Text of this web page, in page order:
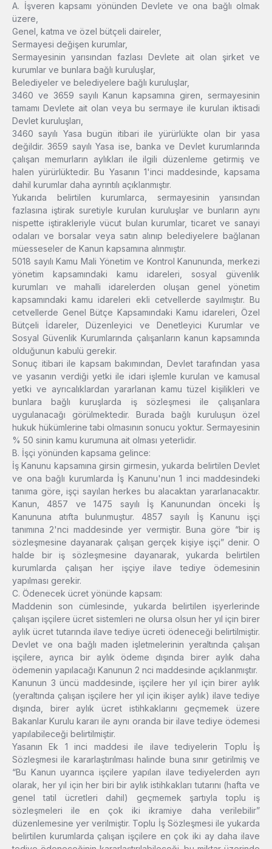
A. İşveren kapsamı yönünden Devlete ve ona bağlı olmak
üzere,
Genel, katma ve özel bütçeli daireler,
Sermayesi değişen kurumlar,
Sermayesinin yarısından fazlası Devlete ait olan şirket ve
kurumlar ve bunlara bağlı kuruluşlar,
Belediyeler ve belediyelere bağlı kuruluşlar,
3460 ve 3659 sayılı Kanun kapsamına giren, sermayesinin
tamamı Devlete ait olan veya bu sermaye ile kurulan iktisadi
Devlet kuruluşları,
3460 sayılı Yasa bugün itibari ile yürürlükte olan bir yasa
değildir. 3659 sayılı Yasa ise, banka ve Devlet kurumlarında
çalışan memurların aylıkları ile ilgili düzenleme getirmiş ve
halen yürürlüktedir. Bu Yasanın 1'inci maddesinde, kapsama
dahil kurumlar daha ayrıntılı açıklanmıştır.
Yukarıda belirtilen kurumlarca, sermayesinin yarısından
fazlasına iştirak suretiyle kurulan kuruluşlar ve bunların aynı
nispette iştirakleriyle vücut bulan kurumlar, ticaret ve sanayi
odaları ve borsalar veya satın alınıp belediyelere bağlanan
müesseseler de Kanun kapsamına alınmıştır.
5018 sayılı Kamu Mali Yönetim ve Kontrol Kanununda, merkezi
yönetim kapsamındaki kamu idareleri, sosyal güvenlik
kurumları ve mahalli idarelerden oluşan genel yönetim
kapsamındaki kamu idareleri ekli cetvellerde sayılmıştır. Bu
cetvellerde Genel Bütçe Kapsamındaki Kamu idareleri, Özel
Bütçeli İdareler, Düzenleyici ve Denetleyici Kurumlar ve
Sosyal Güvenlik Kurumlarında çalışanların kanun kapsamında
olduğunun kabulü gerekir.
Sonuç itibari ile kapsam bakımından, Devlet tarafından yasa
ve yasanın verdiği yetki ile idari işlemle kurulan ve kamusal
yetki ve ayrıcalıklardan yararlanan kamu tüzel kişilikleri ve
bunlara bağlı kuruşlarda iş sözleşmesi ile çalışanlara
uygulanacağı görülmektedir. Burada bağlı kuruluşun özel
hukuk hükümlerine tabi olmasının sonucu yoktur. Sermayesinin
% 50 sinin kamu kurumuna ait olması yeterlidir.
B. İşçi yönünden kapsama gelince:
İş Kanunu kapsamına girsin girmesin, yukarda belirtilen Devlet
ve ona bağlı kurumlarda İş Kanunu'nun 1 inci maddesindeki
tanıma göre, işçi sayılan herkes bu alacaktan yararlanacaktır.
Kanun, 4857 ve 1475 sayılı İş Kanunundan önceki İş
Kanununa atıfta bulunmuştur. 4857 sayılı İş Kanunu işçi
tanımına 2'nci maddesinde yer vermiştir. Buna göre “bir iş
sözleşmesine dayanarak çalışan gerçek kişiye işçi” denir. O
halde bir iş sözleşmesine dayanarak, yukarda belirtilen
kurumlarda çalışan her işçiye ilave tediye ödemesinin
yapılması gerekir.
C. Ödenecek ücret yönünde kapsam:
Maddenin son cümlesinde, yukarda belirtilen işyerlerinde
çalışan işçilere ücret sistemleri ne olursa olsun her yıl için birer
aylık ücret tutarında ilave tediye ücreti ödeneceği belirtilmiştir.
Devlet ve ona bağlı maden işletmelerinin yeraltında çalışan
işçilere, ayrıca bir aylık ödeme dışında birer aylık daha
ödemenin yapılacağı Kanunun 2 nci maddesinde açıklanmıştır.
Kanunun 3 üncü maddesinde, işçilere her yıl için birer aylık
(yeraltında çalışan işçilere her yıl için ikişer aylık) ilave tediye
dışında, birer aylık ücret istihkaklarını geçmemek üzere
Bakanlar Kurulu kararı ile aynı oranda bir ilave tediye ödemesi
yapılabileceği belirtilmiştir.
Yasanın Ek 1 inci maddesi ile ilave tediyelerin Toplu İş
Sözleşmesi ile kararlaştırılması halinde buna sınır getirilmiş ve
“Bu Kanun uyarınca işçilere yapılan ilave tediyelerden ayrı
olarak, her yıl için her biri bir aylık istihkakları tutarını (hafta ve
genel tatil ücretleri dahil) geçmemek şartıyla toplu iş
sözleşmeleri ile en çok iki ikramiye daha verilebilir”
düzenlemesine yer verilmiştir. Toplu İş Sözleşmesi ile yukarda
belirtilen kurumlarda çalışan işçilere en çok iki ay daha ilave